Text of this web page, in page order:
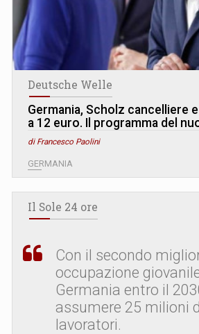
Deutsche Welle
Germania, Scholz cancelliere
a 12 euro. Il programma del
di Francesco Paolini
GERMANIA
Il Sole 24 ore
Con il secondo
occupazione giovanile
Germania entro il
assumere 25 milioni
lavoratori.